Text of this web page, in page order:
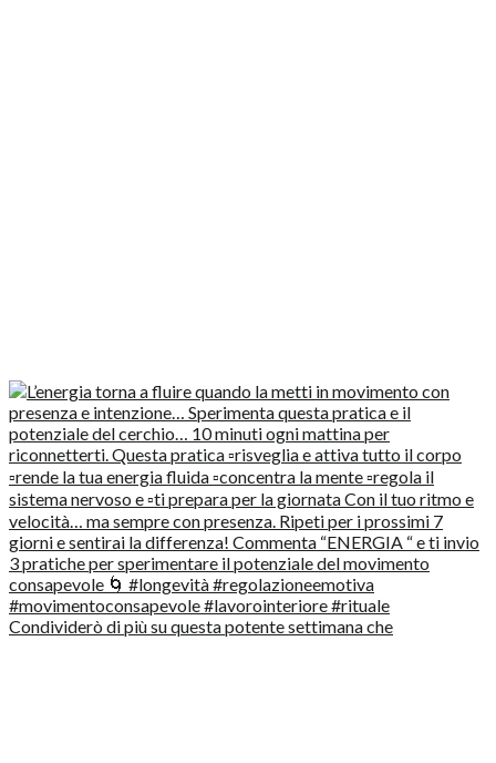
Condividerò di più su questa potente settimana che